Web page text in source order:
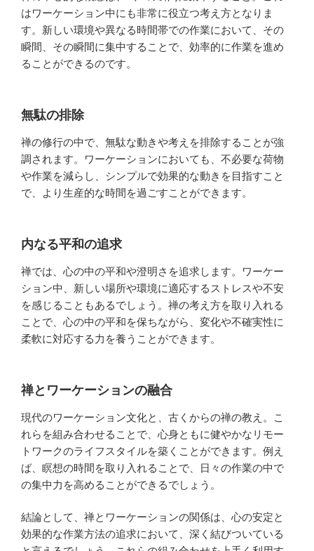
はワーケーション中にも非常に役立つ考え方となりま
す。新しい環境や異なる時間帯での作業において、その
瞬間、その瞬間に集中することで、効率的に作業を進め
ることができるのです。
無駄の排除
禅の修行の中で、無駄な動きや考えを排除することが強
調されます。ワーケーションにおいても、不必要な荷物
や作業を減らし、シンプルで効果的な動きを目指すこと
で、より生産的な時間を過ごすことができます。
内なる平和の追求
禅では、心の中の平和や澄明さを追求します。ワーケー
ション中、新しい場所や環境に適応するストレスや不安
を感じることもあるでしょう。禅の考え方を取り入れる
ことで、心の中の平和を保ちながら、変化や不確実性に
柔軟に対応する力を養うことができます。
禅とワーケーションの融合
現代のワーケーション文化と、古くからの禅の教え。こ
れらを組み合わせることで、心身ともに健やかなリモー
トワークのライフスタイルを築くことができます。例え
ば、瞑想の時間を取り入れることで、日々の作業の中で
の集中力を高めることができるでしょう。
結論として、禅とワーケーションの関係は、心の安定と
効果的な作業方法の追求において、深く結びついている